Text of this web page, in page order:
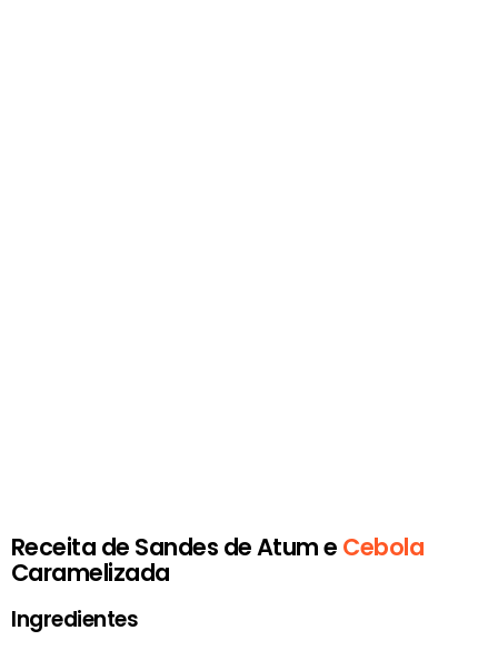
Receita de Sandes de Atum e Cebola
Caramelizada
Ingredientes